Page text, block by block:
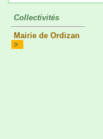
Collectivités
Mairie de Ordizan
>